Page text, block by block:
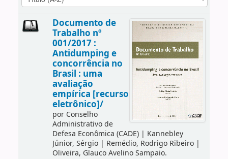
Documento de
Trabalho nº
001/2017 :
Antidumping e
concorrência no
Brasil : uma
avaliação
empírica [recurso
eletrônico]/
por Conselho
Administrativo de
Defesa Econômica (CADE)| Kannebley
Júnior, Sérgio| Remédio, Rodrigo Ribeiro|
Oliveira, Glauco Avelino Sampaio.